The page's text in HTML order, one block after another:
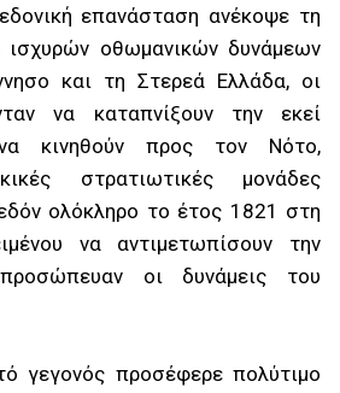
επανάσταση ανέκοψε τη
ισχυρών οθωμανικών δυνάμεων
και τη Στερεά Ελλάδα, οι
να καταπνίξουν την εκεί
κινηθούν προς τον Νότο,
στρατιωτικές μονάδες
ολόκληρο το έτος 1821 στη
να αντιμετωπίσουν την
οι δυνάμεις του
γεγονός προσέφερε πολύτιμο